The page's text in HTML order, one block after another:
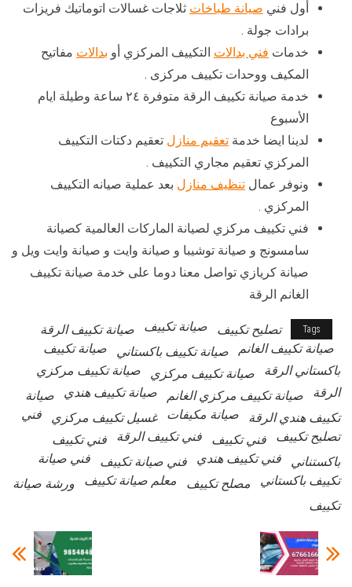
أول فني صيانة طباخات ثلاجات غسالات اتوماتيك فريزات
برادات جولة .
خدمات فني بدالات التكييف المركزي أو بدالات مفاتيح
المكيف ووحدات تكييف مركزى .
خدمة صيانة تكييف الرقة متوفرة ٢٤ ساعة وطيلة ايام
الأسبوع
لدينا ايضا خدمة تعقيم منازل تعقيم دكتات التكييف
المركزي تعقيم مجاري التكييف .
ونوفر عمال تنظيف منازل بعد عملية صيانه التكييف
المركزي .
فني تكييف مركزي لصيانة الماركات العالمية كصيانة
سامسونج و صيانة توشيبا و صيانة وايت و صيانة وايت ويل و
صيانة كريازي تواصل معنا دوما على خدمة صيانة تكييف
الغانم الرقة
Tags تصليح تكييف صيانة تكييف
صيانة تكييف الرقة
صيانة تكييف الغانم
صيانة تكييف باكستاني
صيانة تكييف
باكستاني الرقة
صيانة تكييف مركزي
صيانة تكييف مركزي
الرقة
صيانة تكييف مركزي الغانم صيانة تكييف هندي
صيانة
تكييف هندي الرقة
صيانة مكيفات غسيل تكييف مركزي
فني
تصليح تكييف
فني تكييف فني تكييف الرقة
فني تكييف
باكستناني
فني تكييف هندي فني صيانة تكييف
فني صيانة
تكييف باكستاني
مصلح تكييف معلم صيانة تكييف
ورشة صيانة
تكييف